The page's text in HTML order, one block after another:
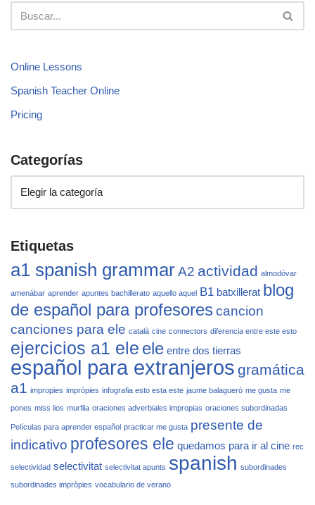
Online Lessons
Spanish Teacher Online
Pricing
Categorías
Etiquetas
a1 spanish grammarA2 actividad almodóvar
amenábar aprender apuntes bachillerato aquello aquel B1 batxillerat blog
de español para profesores cancion
canciones para ele català cine connectors diferencia entre este esto
ejercicios a1 ele ele entre dos tierras
español para extranjeros gramática
a1 impropies impròpies infografia esto esta este jaume balagueró me gusta me
pones miss lios murfila oraciones adverbiales impropias oraciones subordinadas
Películas para aprender español practicar me gusta presente de
indicativo profesores ele quedamos para ir al cine rec
selectividad selectivitat selectivitat apunts spanish subordinades
subordinades impròpies vocabulario de verano